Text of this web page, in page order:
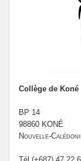
Collège de Koné
BP 14
98860 KONÉ
Nouvelle-